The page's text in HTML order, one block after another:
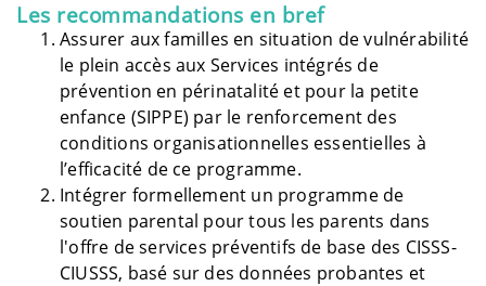
Les recommandations en bref
Assurer aux familles en situation de vulnérabilité
le plein accès aux Services intégrés de
prévention en périnatalité et pour la petite
enfance (SIPPE) par le renforcement des
conditions organisationnelles essentielles à
l’efficacité de ce programme.
Intégrer formellement un programme de
soutien parental pour tous les parents dans
l'offre de services préventifs de base des CISSS-
CIUSSS, basé sur des données probantes et